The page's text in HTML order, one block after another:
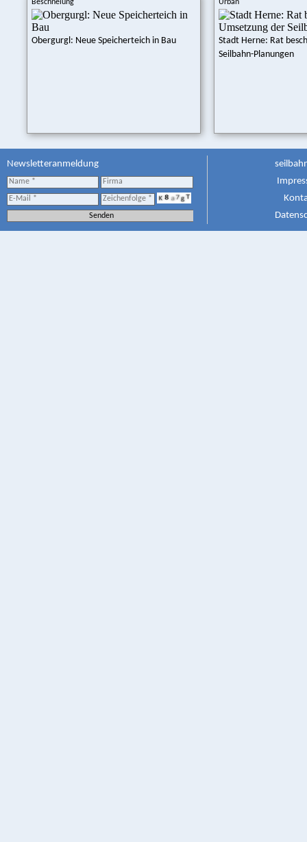
Beschneiung
Obergurgl: Neue Speicherteich in Bau
Urban
Stadt Herne: Rat
Seilbahn-Planungen
Newsletteranmeldung